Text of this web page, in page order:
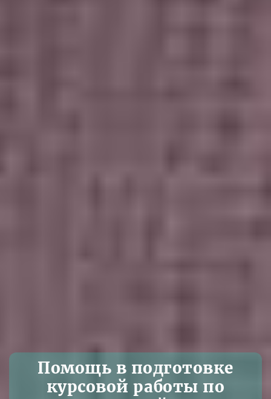
Помощь в подготовке
курсовой работы по